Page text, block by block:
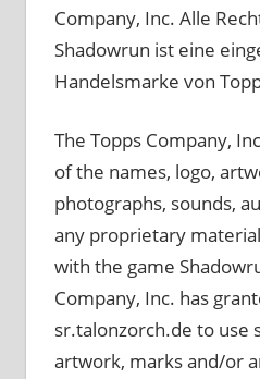
Company, Inc. Alle
Shadowrun ist eine
Handelsmarke von
The Topps Company,
of the names, logo,
photographs, sounds,
any proprietary
with the game
Company, Inc. has
sr.talonzorch.de to use
artwork, marks and/or